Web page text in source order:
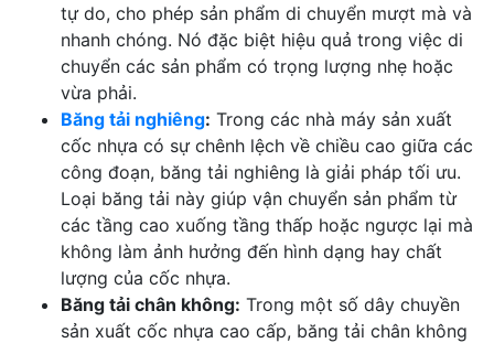
tự do, cho phép sản phẩm di chuyển mượt mà và
nhanh chóng. Nó đặc biệt hiệu quả trong việc di
chuyển các sản phẩm có trọng lượng nhẹ hoặc
vừa phải.
Băng tải nghiêng: Trong các nhà máy sản xuất
cốc nhựa có sự chênh lệch về chiều cao giữa các
công đoạn, băng tải nghiêng là giải pháp tối ưu.
Loại băng tải này giúp vận chuyển sản phẩm từ
các tầng cao xuống tầng thấp hoặc ngược lại mà
không làm ảnh hưởng đến hình dạng hay chất
lượng của cốc nhựa.
Băng tải chân không: Trong một số dây chuyền
sản xuất cốc nhựa cao cấp, băng tải chân không